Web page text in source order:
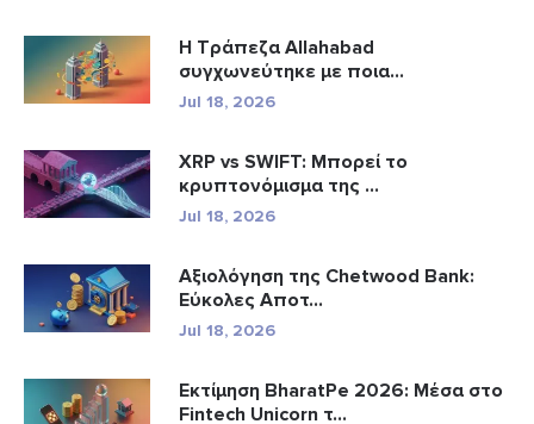
Η Τράπεζα Allahabad
συγχωνεύτηκε με ποια...
Jul 18, 2026
XRP vs SWIFT: Μπορεί το
κρυπτονόμισμα της ...
Jul 18, 2026
Αξιολόγηση της Chetwood Bank:
Εύκολες Αποτ...
Jul 18, 2026
Εκτίμηση BharatPe 2026: Μέσα στο
Fintech Unicorn τ...